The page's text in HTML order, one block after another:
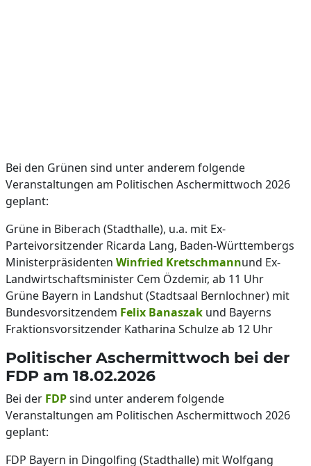
Bei den Grünen sind unter anderem folgende
Veranstaltungen am Politischen Aschermittwoch 2026
geplant:
Grüne in Biberach (Stadthalle), u.a. mit Ex-
Parteivorsitzender Ricarda Lang, Baden-Württembergs
Ministerpräsidenten Winfried Kretschmannund Ex-
Landwirtschaftsminister Cem Özdemir, ab 11 Uhr
Grüne Bayern in Landshut (Stadtsaal Bernlochner) mit
Bundesvorsitzendem Felix Banaszak und Bayerns
Fraktionsvorsitzender Katharina Schulze ab 12 Uhr
Politischer Aschermittwoch bei der
FDP am 18.02.2026
Bei der FDPsind unter anderem folgende
Veranstaltungen am Politischen Aschermittwoch 2026
geplant:
FDP Bayern in Dingolfing (Stadthalle) mit Wolfgang